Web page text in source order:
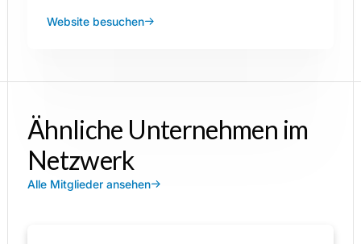
Website besuchen
Ähnliche Unternehmen im
Netzwerk
Alle Mitglieder ansehen